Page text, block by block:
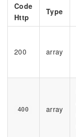
Code
Http
Type
200 array
400 array